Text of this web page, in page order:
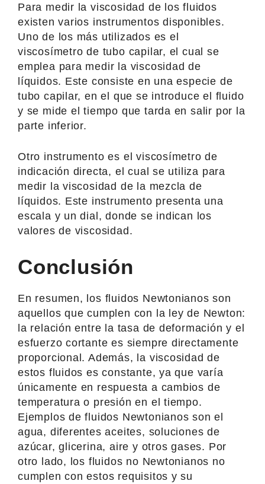
Para medir la viscosidad de los fluidos
existen varios instrumentos disponibles.
Uno de los más utilizados es el
viscosímetro de tubo capilar, el cual se
emplea para medir la viscosidad de
líquidos. Este consiste en una especie de
tubo capilar, en el que se introduce el fluido
y se mide el tiempo que tarda en salir por la
parte inferior.
Otro instrumento es el viscosímetro de
indicación directa, el cual se utiliza para
medir la viscosidad de la mezcla de
líquidos. Este instrumento presenta una
escala y un dial, donde se indican los
valores de viscosidad.
Conclusión
En resumen, los fluidos Newtonianos son
aquellos que cumplen con la ley de Newton:
la relación entre la tasa de deformación y el
esfuerzo cortante es siempre directamente
proporcional. Además, la viscosidad de
estos fluidos es constante, ya que varía
únicamente en respuesta a cambios de
temperatura o presión en el tiempo.
Ejemplos de fluidos Newtonianos son el
agua, diferentes aceites, soluciones de
azúcar, glicerina, aire y otros gases. Por
otro lado, los fluidos no Newtonianos no
cumplen con estos requisitos y su